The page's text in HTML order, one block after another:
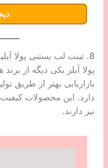
8. تینت لب بستنی پولا آیلیر
پولا آیلر یکی دیگه از
بازاریابی بهتر از طریق
دارد. این محصولات
نیز دارند.